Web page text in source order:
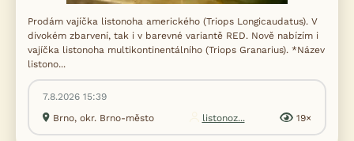
Prodám vajíčka listonoha amerického (Triops Longicaudatus). V
divokém zbarvení, tak i v barevné variantě RED. Nově nabízím i
vajíčka listonoha multikontinentálního (Triops Granarius). *Název
listono...
7.8.2026 15:39
Brno, okr. Brno-město
listonoz... 19×